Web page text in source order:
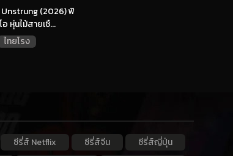
(2026) พิ
หุ่นไม้สายเชื...
ไทยโรง
ซีรี่ส์ Netflix ซีรี่ส์จีน
ซีรี่ส์ญี่ปุ่น